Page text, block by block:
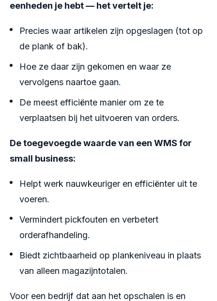
eenheden je hebt — het vertelt je:
Precies waar artikelen zijn opgeslagen (tot op
de plank of bak).
Hoe ze daar zijn gekomen en waar ze
vervolgens naartoe gaan.
De meest efficiënte manier om ze te
verplaatsen bij het uitvoeren van orders.
De toegevoegde waarde van een WMS for
small business:
Helpt werk nauwkeuriger en efficiënter uit te
voeren.
Vermindert pickfouten en verbetert
orderafhandeling.
Biedt zichtbaarheid op plankeniveau in plaats
van alleen magazijntotalen.
Voor een bedrijf dat aan het opschalen is en